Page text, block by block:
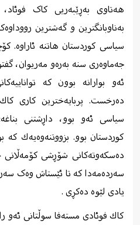
هەتاوی به‌ڕێبه‌ریی کاک
به‌ناوبانگترین و گه‌شترین
‌سیاسی‌ کوردستان هاتنه‌ ئاراوه‌.
جه‌ماوه‌ری سنه‌ به‌ره‌و مه‌ریوان،
ئه‌و بوارانه ‌بوون كه
ده‌رخست. پربایه‌خترین كاری
سیاسی ئه‌و بوو، داڕشتنی
كوردستان بوو. بزووتنه‌وه‌یه‌ك
ده‌سكه‌وته‌كانی شۆڕشی
سەردەمەدا کە تا ئێستاش وەک
یادی لێوە دەکڕی .